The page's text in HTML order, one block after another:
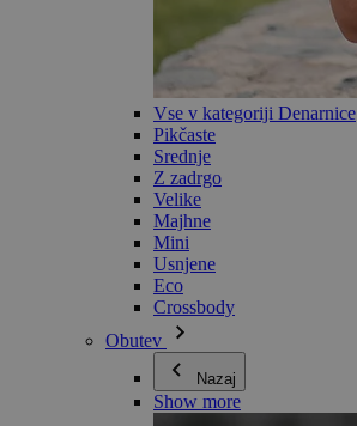
Vse v kategoriji Denarnice
Pikčaste
Srednje
Z zadrgo
Velike
Majhne
Mini
Usnjene
Eco
Crossbody
Obutev
Nazaj
Show more